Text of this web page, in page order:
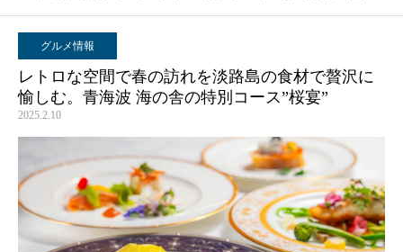
グルメ情報
レトロな空間で春の訪れを淡路島の食材で贅沢に
愉しむ。青海波 海の舎の特別コース”桜宴”
2025.2.10